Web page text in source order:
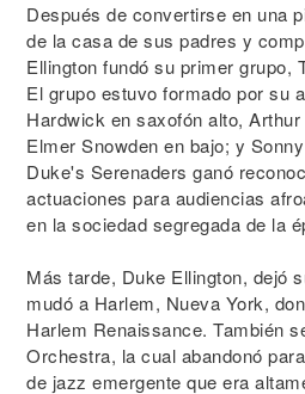
Después de convertirse en una
de la casa de sus padres y
Ellington fundó su primer grupo,
El grupo estuvo formado por su
Hardwick en saxofón alto,
Elmer Snowden en bajo; y
Duke's Serenaders ganó
actuaciones para audiencias
en la sociedad segregada de la
Más tarde, Duke Ellington, dejó
mudó a Harlem, Nueva York,
Harlem Renaissance. También
Orchestra, la cual abandonó
de jazz emergente que era